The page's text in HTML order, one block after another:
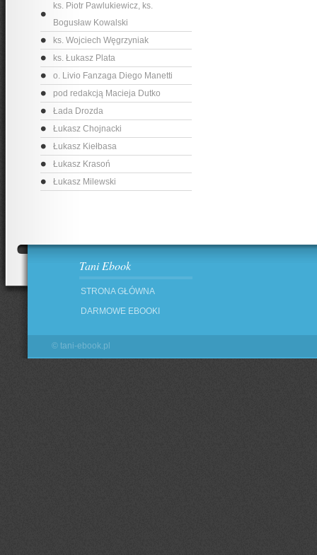
ks. Piotr Pawlukiewicz, ks.
Bogusław Kowalski
ks. Wojciech Węgrzyniak
ks. Łukasz Plata
o. Livio Fanzaga Diego Manetti
pod redakcją Macieja Dutko
Łada Drozda
Łukasz Chojnacki
Łukasz Kiełbasa
Łukasz Krasoń
Łukasz Milewski
Tani Ebook
STRONA GŁÓWNA
DARMOWE EBOOKI
© tani-ebook.pl